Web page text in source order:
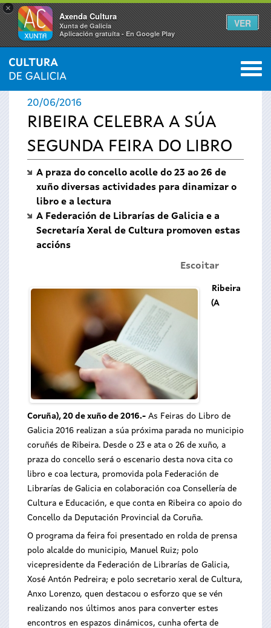
×
Axenda Cultura
Xunta de Galicia
Aplicación gratuíta - En Google Play
VER
Vostede
está
aquí
INICIO › ACTUALIDADE 0
20/06/2016
RIBEIRA CELEBRA A SÚA
SEGUNDA FEIRA DO LIBRO
A praza do concello acolle do 23 ao 26 de
xuño diversas actividades para dinamizar o
libro e a lectura
A Federación de Librarías de Galicia e a
Secretaría Xeral de Cultura promoven estas
accións
Escoitar
Ribeira
(A
Coruña), 20 de xuño de 2016.- As Feiras do Libro de
Galicia 2016 realizan a súa próxima parada no municipio
coruñés de Ribeira. Desde o 23 e ata o 26 de xuño, a
praza do concello será o escenario desta nova cita co
libro e coa lectura, promovida pola Federación de
Librarías de Galicia en colaboración coa Consellería de
Cultura e Educación, e que conta en Ribeira co apoio do
Concello da Deputación Provincial da Coruña.
O programa da feira foi presentado en rolda de prensa
polo alcalde do municipio, Manuel Ruiz; polo
vicepresidente da Federación de Librarías de Galicia,
Xosé Antón Pedreira; e polo secretario xeral de Cultura,
Anxo Lorenzo, quen destacou o esforzo que se vén
realizando nos últimos anos para converter estes
encontros en espazos dinámicos, cunha oferta de